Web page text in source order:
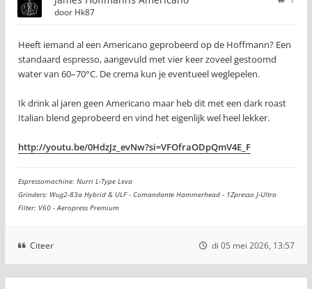
door Hk87
Heeft iemand al een Americano geprobeerd op de Hoffmann? Een
standaard espresso, aangevuld met vier keer zoveel gestoomd
water van 60–70°C. De crema kun je eventueel weglepelen.
Ik drink al jaren geen Americano maar heb dit met een dark roast
Italian blend geprobeerd en vind het eigenlijk wel heel lekker.
http://youtu.be/0HdzJz_evNw?si=VFOfraODpQmV4E_F
Espressomachine: Nurri L-Type Leva
Grinders: Wug2-83a Hybrid & ULF - Comandante Hammerhead - 1Zpresso J-Ultra
Filter: V60 - Aeropress Premium
Citeer di 05 mei 2026, 13:57